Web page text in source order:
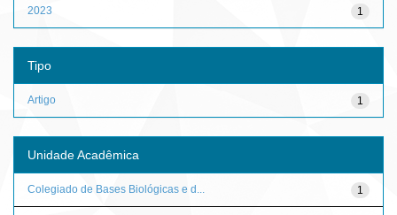
1
2023
Tipo
1
Artigo
Unidade Acadêmica
1
Colegiado de Bases Biológicas e d...